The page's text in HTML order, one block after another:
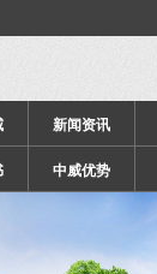
新闻资讯
中威优势